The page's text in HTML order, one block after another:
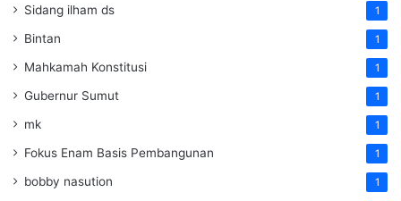
Sidang ilham ds 1
Bintan 1
Mahkamah Konstitusi 1
Gubernur Sumut 1
mk 1
Fokus Enam Basis Pembangunan 1
bobby nasution 1